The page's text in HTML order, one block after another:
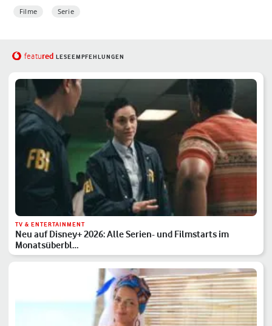
Filme Serie
featured LESEEMPFEHLUNGEN
TV & ENTERTAINMENT
Neu auf Disney+ 2026: Alle Serien- und Filmstarts im
Monatsüberbl…